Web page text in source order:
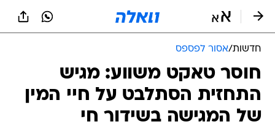
חדשות/אסור לפספס
חוסר טאקט משווע: מגיש
התחזית הסתלבט על חיי המין
של המגישה בשידור חי